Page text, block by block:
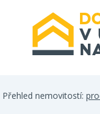
Přehled nemovitostí: